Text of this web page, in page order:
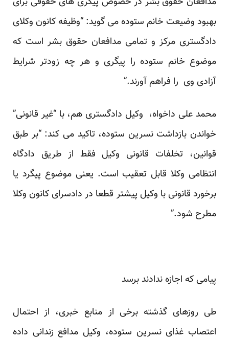
بهبود وضیعت خانم ستوده می گوید: “وظیفه کانون وکلای
دادگستری مرکز و تمامی مدافعان حقوق بشر است که
موضوع خانم ستوده را پیگری و هر چه زودتر شرایط
آزادی وی را فراهم آورند.”
محمد علی داخواه، وکیل دادگستری هم، با “غیر قانونی”
خواندن بازداشت نسرین ستوده، تاکید می کند: “بر طبق
قوانین، تخلفات قانونی وکیل فقط از طریق دادگاه
انتظامی وکلا قابل تعقیب است. یعنی موضوع پیگرد یا
برخورد قانونی با وکیل پیشتر قطعا در دادسرای کانون وکلا
مطرح شود.”
پیامی که اجازه ندادند برسد
طی روزهای گذشته برخی از منابع خبری، از احتمال
اعتصاب غذای نسرین ستوده، وکیل مدافع زندانی داده